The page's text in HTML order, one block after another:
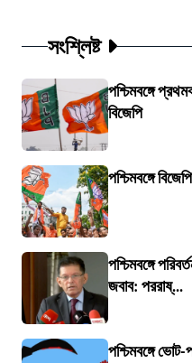
সংশ্লিষ্ট
পশ্চিমবঙ্গে
বিজেপি
পশ্চিমবঙ্গে
পশ্চিমবঙ্গে
জবাব: পররাষ্...
পশ্চিমবঙ্গে